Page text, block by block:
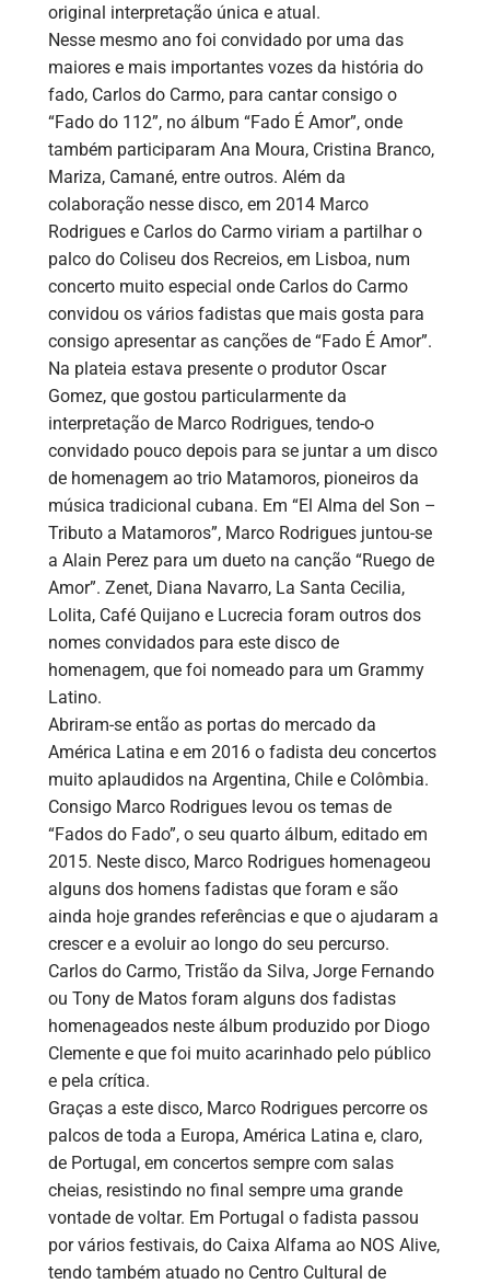
original interpretação única e atual.
Nesse mesmo ano foi convidado por uma das
maiores e mais importantes vozes da história do
fado, Carlos do Carmo, para cantar consigo o
“Fado do 112”, no álbum “Fado É Amor”, onde
também participaram Ana Moura, Cristina Branco,
Mariza, Camané, entre outros. Além da
colaboração nesse disco, em 2014 Marco
Rodrigues e Carlos do Carmo viriam a partilhar o
palco do Coliseu dos Recreios, em Lisboa, num
concerto muito especial onde Carlos do Carmo
convidou os vários fadistas que mais gosta para
consigo apresentar as canções de “Fado É Amor”.
Na plateia estava presente o produtor Oscar
Gomez, que gostou particularmente da
interpretação de Marco Rodrigues, tendo-o
convidado pouco depois para se juntar a um disco
de homenagem ao trio Matamoros, pioneiros da
música tradicional cubana. Em “El Alma del Son –
Tributo a Matamoros”, Marco Rodrigues juntou-se
a Alain Perez para um dueto na canção “Ruego de
Amor”. Zenet, Diana Navarro, La Santa Cecilia,
Lolita, Café Quijano e Lucrecia foram outros dos
nomes convidados para este disco de
homenagem, que foi nomeado para um Grammy
Latino.
Abriram-se então as portas do mercado da
América Latina e em 2016 o fadista deu concertos
muito aplaudidos na Argentina, Chile e Colômbia.
Consigo Marco Rodrigues levou os temas de
“Fados do Fado”, o seu quarto álbum, editado em
2015. Neste disco, Marco Rodrigues homenageou
alguns dos homens fadistas que foram e são
ainda hoje grandes referências e que o ajudaram a
crescer e a evoluir ao longo do seu percurso.
Carlos do Carmo, Tristão da Silva, Jorge Fernando
ou Tony de Matos foram alguns dos fadistas
homenageados neste álbum produzido por Diogo
Clemente e que foi muito acarinhado pelo público
e pela crítica.
Graças a este disco, Marco Rodrigues percorre os
palcos de toda a Europa, América Latina e, claro,
de Portugal, em concertos sempre com salas
cheias, resistindo no final sempre uma grande
vontade de voltar. Em Portugal o fadista passou
por vários festivais, do Caixa Alfama ao NOS Alive,
tendo também atuado no Centro Cultural de